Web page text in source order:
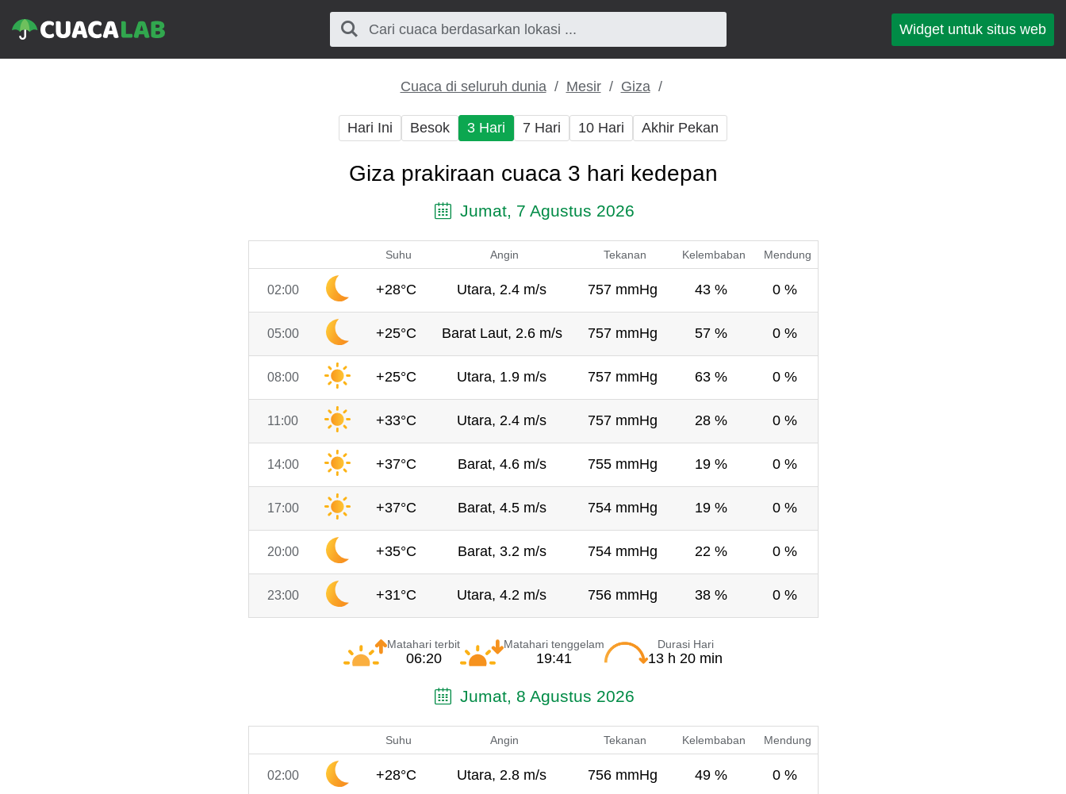
Widget untuk situs web
Cuaca di seluruh dunia Mesir Giza
Hari Ini Besok 3 Hari 7 Hari 10 Hari Akhir Pekan
Giza prakiraan cuaca 3 hari kedepan
Jumat, 7 Agustus 2026
Suhu Angin Tekanan Kelembaban Mendung
02:00 +28°C Utara, 2.4 m/s 757 mmHg 43 % 0 %
05:00 +25°C Barat Laut, 2.6 m/s 757 mmHg 57 % 0 %
08:00 +25°C Utara, 1.9 m/s 757 mmHg 63 % 0 %
11:00 +33°C Utara, 2.4 m/s 757 mmHg 28 % 0 %
14:00 +37°C Barat, 4.6 m/s 755 mmHg 19 % 0 %
17:00 +37°C Barat, 4.5 m/s 754 mmHg 19 % 0 %
20:00 +35°C Barat, 3.2 m/s 754 mmHg 22 % 0 %
23:00 +31°C Utara, 4.2 m/s 756 mmHg 38 % 0 %
Matahari terbit
06:20
Matahari tenggelam
19:41
Durasi Hari
13 h 20 min
Jumat, 8 Agustus 2026
Suhu Angin Tekanan Kelembaban Mendung
02:00 +28°C Utara, 2.8 m/s 756 mmHg 49 % 0 %